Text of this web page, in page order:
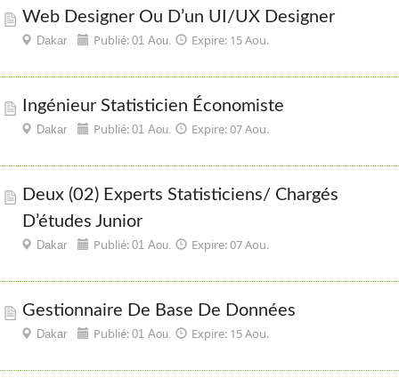
Web Designer Ou D’un UI/UX Designer
Dakar Publié: 01 Aou. Expire: 15 Aou.
Ingénieur Statisticien Économiste
Dakar Publié: 01 Aou. Expire: 07 Aou.
Deux (02) Experts Statisticiens/ Chargés
D’études Junior
Dakar Publié: 01 Aou. Expire: 07 Aou.
Gestionnaire De Base De Données
Dakar Publié: 01 Aou. Expire: 15 Aou.